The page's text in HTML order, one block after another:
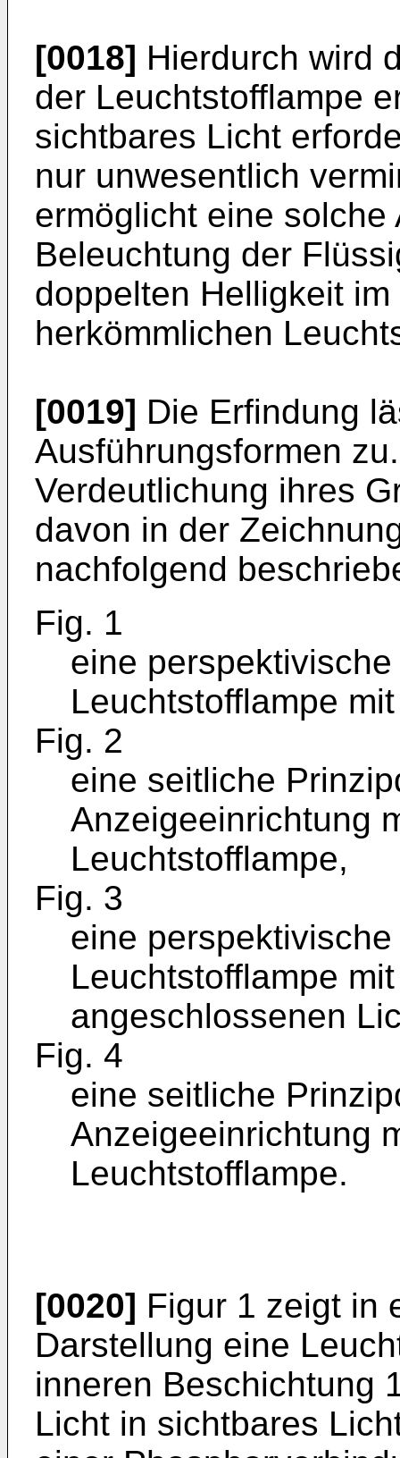
[0018] Hierdurch wird
der Leuchtstofflampe
sichtbares Licht
nur unwesentlich
ermöglicht eine
Beleuchtung der
doppelten Helligkeit
herkömmlichen
[0019] Die Erfindung
Ausführungsformen
Verdeutlichung ihres
davon in der
nachfolgend
Fig. 1
eine
Leuchtstofflampe
Fig. 2
eine seitliche
Anzeigeeinrichtung
Leuchtstofflampe,
Fig. 3
eine
Leuchtstofflampe
angeschlossenen
Fig. 4
eine seitliche
Anzeigeeinrichtung
Leuchtstofflampe.
[0020] Figur 1 zeigt in
Darstellung eine
inneren Beschichtung
Licht in sichtbares